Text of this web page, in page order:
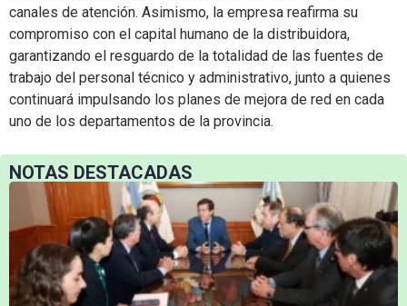
NOTAS DESTACADAS
canales de atención. Asimismo, la empresa reafirma su
compromiso con el capital humano de la distribuidora,
garantizando el resguardo de la totalidad de las fuentes de
trabajo del personal técnico y administrativo, junto a quienes
continuará impulsando los planes de mejora de red en cada
uno de los departamentos de la provincia.